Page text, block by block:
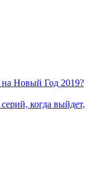
на Новый Год 2019?
когда выйдет,